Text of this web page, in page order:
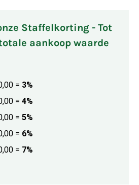
Staffelkorting - Tot
aankoop waarde
= 3%
= 4%
= 5%
= 6%
= 7%